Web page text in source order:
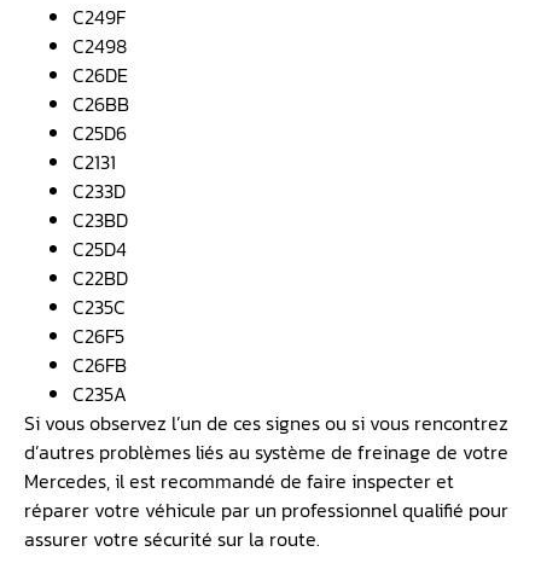
C249F
C2498
C26DE
C26BB
C25D6
C2131
C233D
C23BD
C25D4
C22BD
C235C
C26F5
C26FB
C235A
Si vous observez l’un de ces signes ou si vous rencontrez
d’autres problèmes liés au système de freinage de votre
Mercedes, il est recommandé de faire inspecter et
réparer votre véhicule par un professionnel qualifié pour
assurer votre sécurité sur la route.